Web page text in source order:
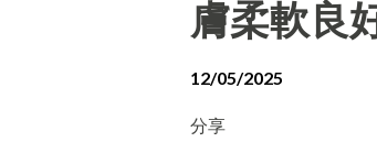
膚柔軟良
12/05/2025
分享